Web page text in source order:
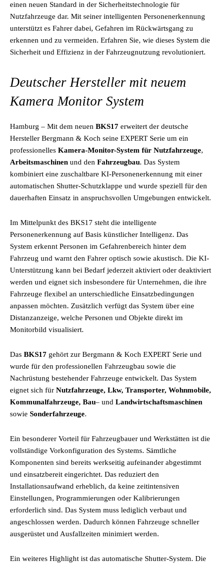
einen neuen Standard in der Sicherheitstechnologie für
Nutzfahrzeuge dar. Mit seiner intelligenten Personenerkennung
unterstützt es Fahrer dabei, Gefahren im Rückwärtsgang zu
erkennen und zu vermeiden. Erfahren Sie, wie dieses System die
Sicherheit und Effizienz in der Fahrzeugnutzung revolutioniert.
Deutscher Hersteller mit neuem
Kamera Monitor System
Hamburg – Mit dem neuen BKS17 erweitert der deutsche
Hersteller Bergmann & Koch seine EXPERT Serie um ein
professionelles Kamera-Monitor-System für Nutzfahrzeuge,
Arbeitsmaschinen und den Fahrzeugbau. Das System
kombiniert eine zuschaltbare KI-Personenerkennung mit einer
automatischen Shutter-Schutzklappe und wurde speziell für den
dauerhaften Einsatz in anspruchsvollen Umgebungen entwickelt.
Im Mittelpunkt des BKS17 steht die intelligente
Personenerkennung auf Basis künstlicher Intelligenz. Das
System erkennt Personen im Gefahrenbereich hinter dem
Fahrzeug und warnt den Fahrer optisch sowie akustisch. Die KI-
Unterstützung kann bei Bedarf jederzeit aktiviert oder deaktiviert
werden und eignet sich insbesondere für Unternehmen, die ihre
Fahrzeuge flexibel an unterschiedliche Einsatzbedingungen
anpassen möchten. Zusätzlich verfügt das System über eine
Distanzanzeige, welche Personen und Objekte direkt im
Monitorbild visualisiert.
Das BKS17 gehört zur Bergmann & Koch EXPERT Serie und
wurde für den professionellen Fahrzeugbau sowie die
Nachrüstung bestehender Fahrzeuge entwickelt. Das System
eignet sich für Nutzfahrzeuge, Lkw, Transporter, Wohnmobile,
Kommunalfahrzeuge, Bau– und Landwirtschaftsmaschinen
sowie Sonderfahrzeuge.
Ein besonderer Vorteil für Fahrzeugbauer und Werkstätten ist die
vollständige Vorkonfiguration des Systems. Sämtliche
Komponenten sind bereits werkseitig aufeinander abgestimmt
und einsatzbereit eingerichtet. Das reduziert den
Installationsaufwand erheblich, da keine zeitintensiven
Einstellungen, Programmierungen oder Kalibrierungen
erforderlich sind. Das System muss lediglich verbaut und
angeschlossen werden. Dadurch können Fahrzeuge schneller
ausgerüstet und Ausfallzeiten minimiert werden.
Ein weiteres Highlight ist das automatische Shutter-System. Die